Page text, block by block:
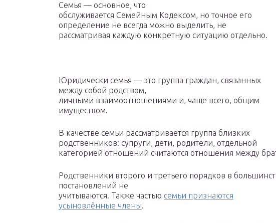
Семья — основное, что
обслуживается Семейным Кодексом, но точное его
определение не всегда можно выделить, не
рассматривая каждую конкретную ситуацию отдельно.
Юридически семья — это группа граждан, связанных
между собой родством,
личными взаимоотношениями и, чаще всего, общим
имуществом.
В качестве семьи рассматривается группа близких
родственников: супруги, дети, родители, отдельной
категорией отношений считаются отношения между
Родственники второго и третьего порядков в
постановлений не
учитываются. Также частью семьи признаются
усыновлённые члены.